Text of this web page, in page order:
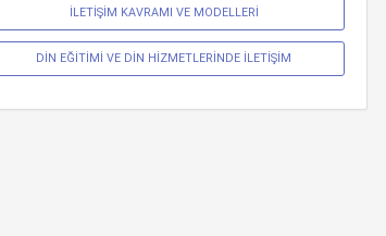
İLETİŞİM KAVRAMI VE MODELLERİ
DİN EĞİTİMİ VE DİN HİZMETLERİNDE İLETİŞİM